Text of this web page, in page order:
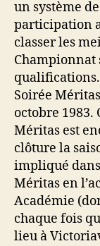
un système
participation
classer les
Championnat
Soirée
octobre 1983.
Méritas est
clôture la
impliqué
Méritas en
Académie
chaque fois
lieu à